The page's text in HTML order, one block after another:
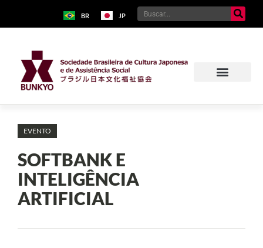
BR JP
EVENTO
SOFTBANK E
INTELIGÊNCIA
ARTIFICIAL